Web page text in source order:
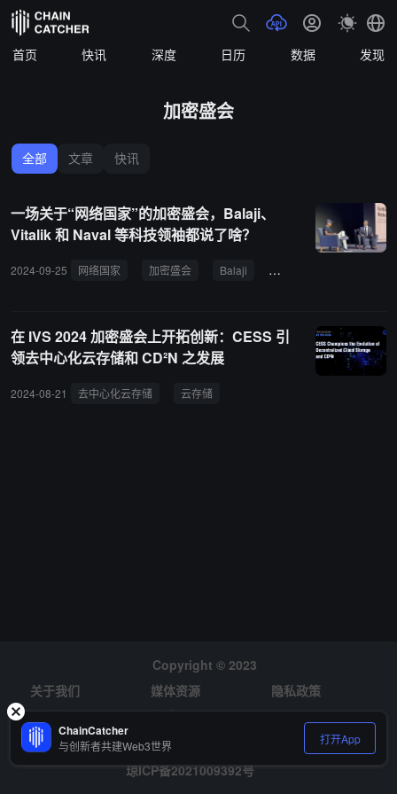
首页 快讯 深度 日历 数据 发现
加密盛会
全部 文章 快讯
一场关于“网络国家”的加密盛会，Balaji、
Vitalik 和 Naval 等科技领袖都说了啥？
2024-09-25 网络国家 加密盛会 Balaji Vitalik
在 IVS 2024 加密盛会上开拓创新：CESS 引
领去中心化云存储和 CD²N 之发展
2024-08-21 去中心化云存储 云存储
Copyright © 2023
关于我们
媒体资源
隐私政策
风险提示
招聘
琼ICP备2021009392号
ChainCatcher
与创新者共建Web3世界 打开App